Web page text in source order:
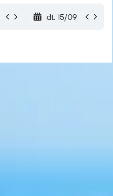
dt. 15/09